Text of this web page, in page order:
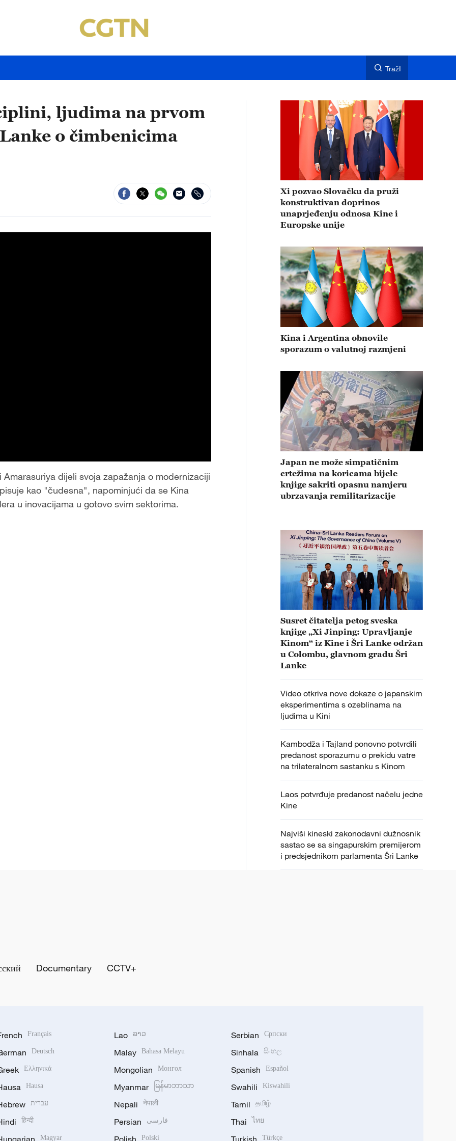
TražI
ljudima na prvom
o čimbenicima
dijeli svoja zapažanja o modernizaciji
kao "čudesna", napominjući da se Kina
u inovacijama u gotovo svim sektorima.
Xi pozvao Slovačku da pruži
konstruktivan doprinos
unaprjeđenju odnosa Kine i
Europske unije
Kina i Argentina obnovile
sporazum o valutnoj razmjeni
Japan ne može simpatičnim
crtežima na koricama bijele
knjige sakriti opasnu namjeru
ubrzavanja remilitarizacije
Susret čitatelja petog sveska
knjige „Xi Jinping: Upravljanje
Kinom“ iz Kine i Šri Lanke održan
u Colombu, glavnom gradu Šri
Lanke
Video otkriva nove dokaze o japanskim
eksperimentima s ozeblinama na
ljudima u Kini
Kambodža i Tajland ponovno potvrdili
predanost sporazumu o prekidu vatre
na trilateralnom sastanku s Kinom
Laos potvrđuje predanost načelu jedne
Kine
Najviši kineski zakonodavni dužnosnik
sastao se sa singapurskim premijerom
i predsjednikom parlamenta Šri Lanke
Documentary CCTV+
Français
Deutsch
Ελληνικά
Hausa
עברית
हिन्दी
Magyar
Lao ລາວ
Malay Bahasa Melayu
Mongolian Монгол
Myanmar မြန်မာဘာသာ
Nepali नेपाली
Persian فارسی
Polski
Serbian Српски
Sinhala සිංහල
Spanish Español
Swahili Kiswahili
Tamil தமிழ்
Thai ไทย
Türkçe